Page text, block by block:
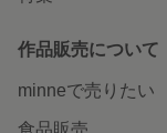
作品販売について
minneで売りたい
食品販売